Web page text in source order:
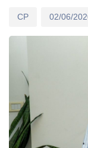
CP 02/06/